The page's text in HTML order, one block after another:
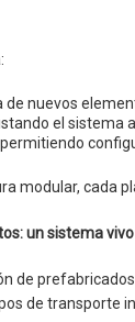
de nuevos
el sistema
modular, cada
un sistema
de
de transporte